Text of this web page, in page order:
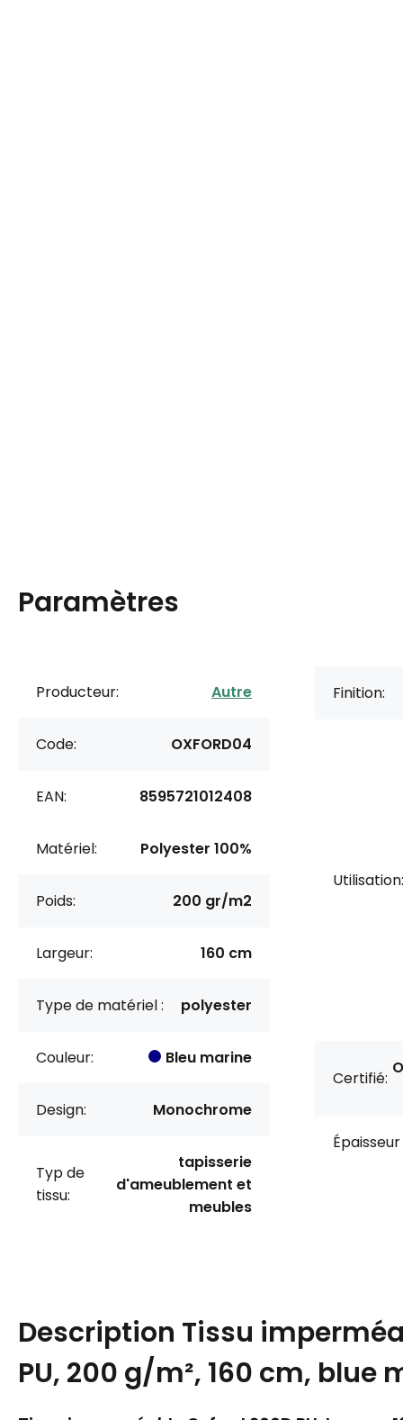
Paramètres
Producteur: Autre
Code: OXFORD04
EAN: 8595721012408
Matériel: Polyester 100%
Poids: 200 gr/m2
Largeur: 160 cm
Type de matériel : polyester
Couleur: Bleu marine
Design: Monochrome
Typ de
tissu:
tapisserie
d'ameublement et
meubles
Finition:
Utilisation:
Certifié:
Épaisseur
Description Tissu
PU, 200 g/m², 160 cm, blue